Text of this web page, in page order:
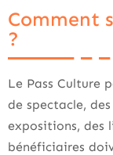
Comment
?
Le Pass Culture
de spectacle,
expositions, des
bénéficiaires